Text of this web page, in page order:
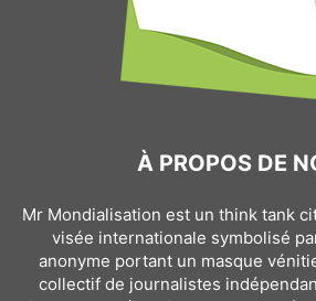
À PROPOS DE
Mr Mondialisation est un think tank
visée internationale symbolisé
anonyme portant un masque
collectif de journalistes